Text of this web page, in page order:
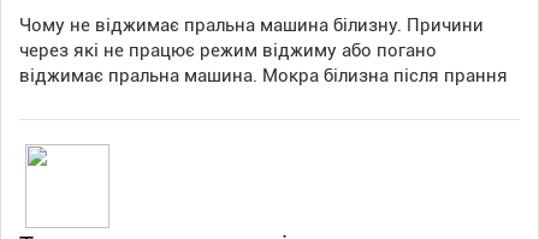
Чому не віджимає пральна машина білизну. Причини
через які не працює режим віджиму або погано
віджимає пральна машина. Мокра білизна після прання